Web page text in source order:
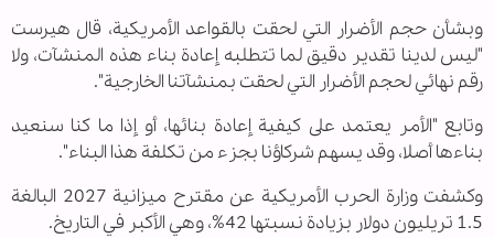
وبشأن حجم الأضرار التي لحقت بالقواعد الأمريكية، قال هيرست
"ليس لدينا تقدير دقيق لما تتطلبه إعادة بناء هذه المنشآت، ولا
رقم نهائي لحجم الأضرار التي لحقت بمنشآتنا الخارجية".
وتابع "الأمر يعتمد على كيفية إعادة بنائها، أو إذا ما كنا سنعيد
بناءها أصلا، وقد يسهم شركاؤنا بجزء من تكلفة هذا البناء".
وكشفت وزارة الحرب الأمريكية عن مقترح ميزانية 2027 البالغة
1.5 تريليون دولار بزيادة نسبتها 42%، وهي الأكبر في التاريخ.